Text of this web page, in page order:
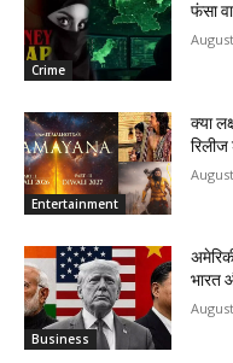
Crime
फंसा
Entertainment
क्या
Business
भारत